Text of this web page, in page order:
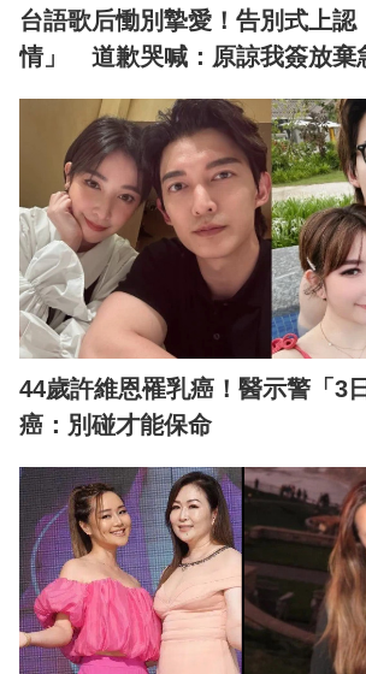
台語歌后慟別摯愛！告別式上認
情」 道歉哭喊：原諒我簽放棄
44歲許維恩罹乳癌！醫示警「3
癌：別碰才能保命